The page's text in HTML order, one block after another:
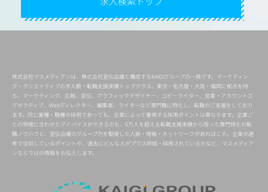
株式会社マスメディアンは、株式会社宣伝会議と構成するKAIGIグループの一員です。マーケティン
グ・クリエイティブの求人数・転職支援実績トップクラス。東京・名古屋・大阪・福岡に拠点を持
ち、マーケティング、広報、宣伝、グラフィックデザイナー、コピーライター、営業・アカウントエ
グゼクティブ、Webディレクター、編集者、ライターなど専門職に特化し、転職のご支援をしており
ます。同じ業種・職種の採用であっても、企業によって重視する採用ポイントは異なります。企業ご
との特徴に合わせたアドバイスができるのも、6万人を超える転職支援実績から培った専門特化の転
職ノウハウと、宣伝会議のグループ力を駆使した人脈・情報・ネットワークがあればこそ。企業が選
考で注目しているポイントや、過去にどんな人がプラス評価・採用されているかなど、マスメディア
ンならではの情報をお伝えします。